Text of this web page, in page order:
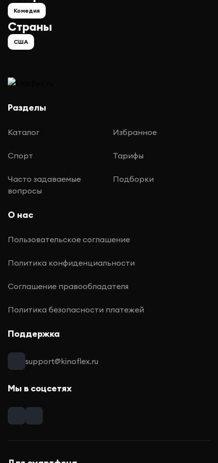
Страны
США
Комедия
Разделы
Каталог Избранное
Спорт Тарифы
Часто задаваемые
вопросы
Подборки
О нас
Пользовательское соглашение
Политика конфиденциальности
Соглашение правообладателя
Политика безопасности платежей
Поддержка
support@kinoflex.ru
Мы в соцсетях